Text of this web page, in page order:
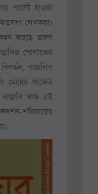
পাল্টে যাওয়া
লেখকরা।
বহন করছে তরুণ
পোশাকের
বাঙালির
মেয়ের সাজের
সাজ এই
শনিবারের